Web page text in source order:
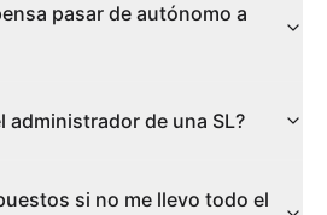
pasar de autónomo a
administrador de una SL?
si no me llevo todo el